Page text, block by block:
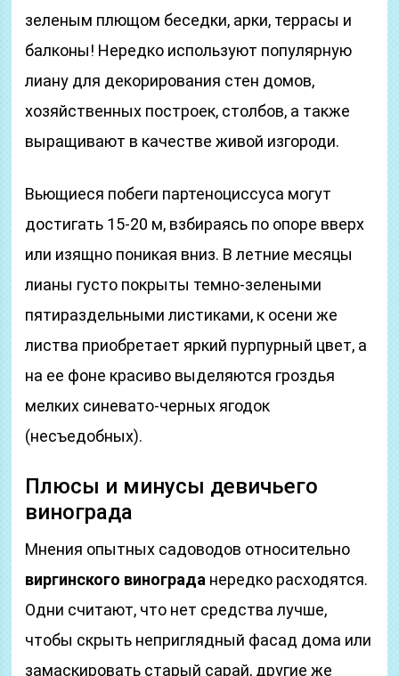
зеленым плющом беседки, арки, террасы и
балконы! Нередко используют популярную
лиану для декорирования стен домов,
хозяйственных построек, столбов, а также
выращивают в качестве живой изгороди.
Вьющиеся побеги партеноциссуса могут
достигать 15-20 м, взбираясь по опоре вверх
или изящно поникая вниз. В летние месяцы
лианы густо покрыты темно-зелеными
пятираздельными листиками, к осени же
листва приобретает яркий пурпурный цвет, а
на ее фоне красиво выделяются гроздья
мелких синевато-черных ягодок
(несъедобных).
Плюсы и минусы девичьего
винограда
Мнения опытных садоводов относительно
виргинского винограда нередко расходятся.
Одни считают, что нет средства лучше,
чтобы скрыть неприглядный фасад дома или
замаскировать старый сарай, другие же